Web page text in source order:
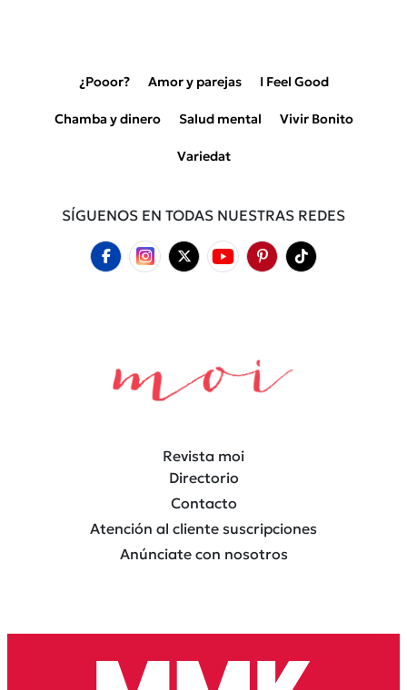
¿Pooor? Amor y parejas I Feel Good
Chamba y dinero Salud mental Vivir Bonito
Variedat
SÍGUENOS EN TODAS NUESTRAS REDES
Revista moi
Directorio
Contacto
Atención al cliente suscripciones
Anúnciate con nosotros